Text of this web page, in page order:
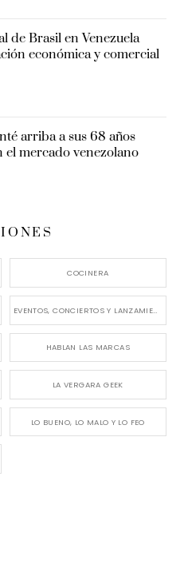
de Brasil en Venezuela
económica y comercial
arriba a sus 68 años
el mercado venezolano
COCINERA
EVENTOS, CONCIERTOS Y LANZAMIENTOS
HABLAN LAS MARCAS
LA VERGARA GEEK
LO BUENO, LO MALO Y LO FEO